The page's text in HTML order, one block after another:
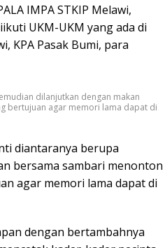
IMPA STKIP Melawi,
UKM-UKM yang ada di
KPA Pasak Bumi, para
dilanjutkan dengan makan
bertujuan agar memori lama dapat di
diantaranya berupa
bersama sambari menonton
agar memori lama dapat di
dengan bertambahnya